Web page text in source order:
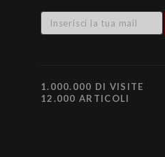
1.000.000 DI VISITE
12.000 ARTICOLI